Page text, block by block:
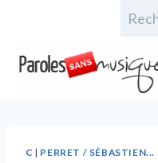
C | PERRET / SÉBASTIEN...